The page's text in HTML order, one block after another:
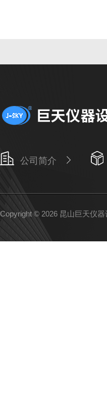
公司简介
Copyright © 2026 昆山巨天仪